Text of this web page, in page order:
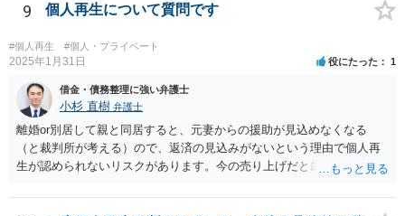
9 個人再生について質問です
#個人再生 #個人・プライベート
2025年1月31日 役にたった 1
借金・債務整理に強い弁護士
小杉 直樹 弁護士
離婚or別居して親と同居すると、元妻からの援助が見込めなくなる
（と裁判所が考える）ので、返済の見込みがないという理由で個人再
生が認められないリスクがあります。今の売り上げだと厳しいのでは
親がそれを払っていけるなら構わないと思います。 実際には、いろい